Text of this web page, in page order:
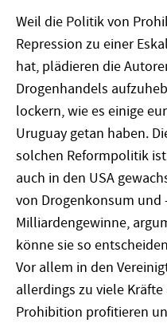
Weil die Politik von
Repression zu einer
hat, plädieren die
Drogenhandels
lockern, wie es einige
Uruguay getan haben.
solchen Reformpolitik
auch in den USA
von Drogenkonsum und
Milliardengewinne,
könne sie so
Vor allem in den
allerdings zu viele
Prohibition profitieren